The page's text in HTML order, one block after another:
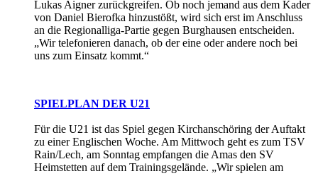
Lukas Aigner zurückgreifen. Ob noch jemand aus dem Kader
von Daniel Bierofka hinzustößt, wird sich erst im Anschluss
an die Regionalliga-Partie gegen Burghausen entscheiden.
„Wir telefonieren danach, ob der eine oder andere noch bei
uns zum Einsatz kommt.“
SPIELPLAN DER U21
Für die U21 ist das Spiel gegen Kirchanschöring der Auftakt
zu einer Englischen Woche. Am Mittwoch geht es zum TSV
Rain/Lech, am Sonntag empfangen die Amas den SV
Heimstetten auf dem Trainingsgelände. „Wir spielen am